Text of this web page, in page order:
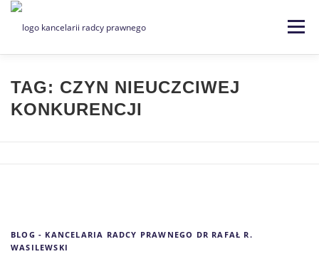
Menu
Strona główna Kancelaria
TAG: CZYN NIEUCZCIWEJ
KONKURENCJI
BLOG - KANCELARIA RADCY PRAWNEGO DR RAFAŁ R.
WASILEWSKI